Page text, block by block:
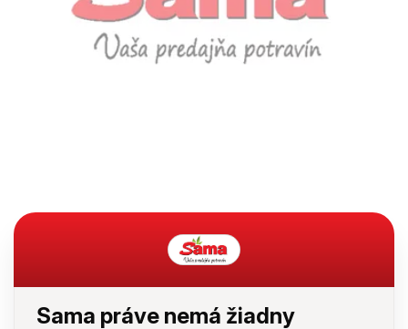
Sama práve nemá žiadny